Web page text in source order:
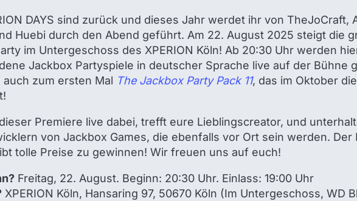
DAYS sind zurück und dieses Jahr werdet ihr von TheJoCraft,
Huebi durch den Abend geführt. Am 22. August 2025 steigt die
im Untergeschoss des XPERION Köln! Ab 20:30 Uhr werden
Jackbox Partyspiele in deutscher Sprache live auf der Bühne
auch zum ersten Mal The Jackbox Party Pack 11, das im Oktober
Premiere live dabei, trefft eure Lieblingscreator, und
von Jackbox Games, die ebenfalls vor Ort sein werden. Der
tolle Preise zu gewinnen! Wir freuen uns auf euch!
Freitag, 22. August. Beginn: 20:30 Uhr. Einlass: 19:00 Uhr
XPERION Köln, Hansaring 97, 50670 Köln (Im Untergeschoss, WD